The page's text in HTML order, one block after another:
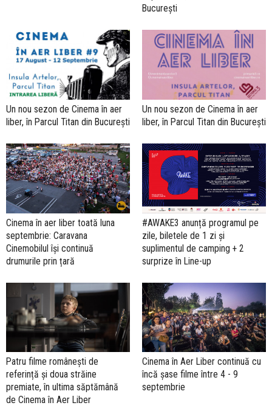
București
Un nou sezon de Cinema în aer
liber, în Parcul Titan din București
Un nou sezon de Cinema în aer
liber, în Parcul Titan din București
Cinema în aer liber toată luna
septembrie: Caravana
Cinemobilul își continuă
drumurile prin țară
#AWAKE3 anunță programul pe
zile, biletele de 1 zi și
suplimentul de camping + 2
surprize în Line-up
Patru filme românești de
referință și doua străine
premiate, în ultima săptămână
de Cinema în Aer Liber
Cinema în Aer Liber continuă cu
încă șase filme între 4 - 9
septembrie